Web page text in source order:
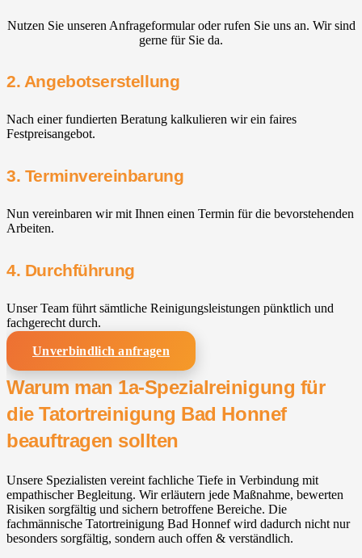
Nutzen Sie unseren Anfrageformular oder rufen Sie uns an. Wir sind
gerne für Sie da.
2. Angebotserstellung
Nach einer fundierten Beratung kalkulieren wir ein faires
Festpreisangebot.
3. Terminvereinbarung
Nun vereinbaren wir mit Ihnen einen Termin für die bevorstehenden
Arbeiten.
4. Durchführung
Unser Team führt sämtliche Reinigungsleistungen pünktlich und
fachgerecht durch.
Unverbindlich anfragen
Warum man 1a-Spezialreinigung für
die Tatortreinigung Bad Honnef
beauftragen sollten
Unsere Spezialisten vereint fachliche Tiefe in Verbindung mit
empathischer Begleitung. Wir erläutern jede Maßnahme, bewerten
Risiken sorgfältig und sichern betroffene Bereiche. Die
fachmännische Tatortreinigung Bad Honnef wird dadurch nicht nur
besonders sorgfältig, sondern auch offen & verständlich.